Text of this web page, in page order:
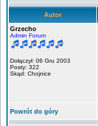
Autor
Grzecho
Admin Forum
Dołączył: 06 Gru 2003
Posty: 322
Skąd: Chojnice
Powrót do góry